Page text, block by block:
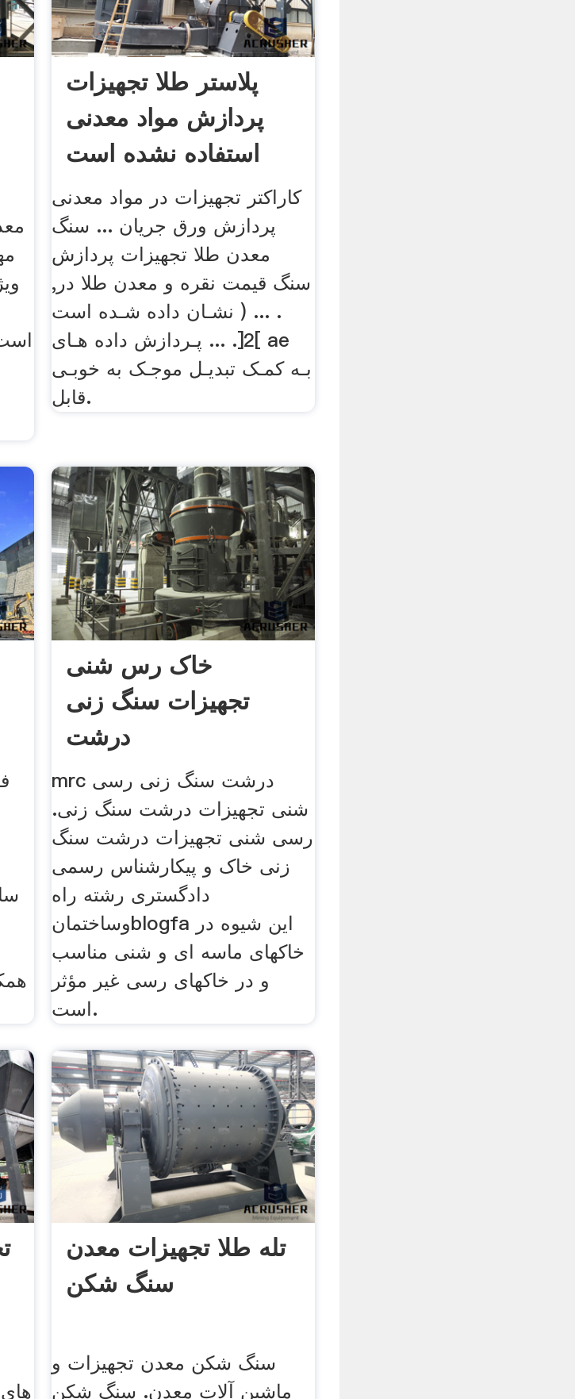
پلاستر طلا تجهیزات
پردازش مواد معدنی
استفاده نشده است
کاراکتر تجهیزات در مواد معدنی
پردازش ورق جریان ... سنگ
معدن طلا تجهیزات پردازش
سنگ قیمت نقره و معدن طلا در,
. ... ( نشـان داده شـده است
]2[. ... پـردازش داده هـای ae
بـه کمـک تبدیـل موجـک به خوبـی
قابل.
خاک رس شنی
تجهیزات سنگ زنی
درشت
mrc درشت سنگ زنی رسی
شنی تجهیزات درشت سنگ زنی.
رسی شنی تجهیزات درشت سنگ
زنی خاک و پیکارشناس رسمی
دادگستری رشته راه
وساختمانblogfa این شیوه در
خاکهای ماسه ای و شنی مناسب
و در خاکهای رسی غیر مؤثر
است.
تله طلا تجهیزات معدن
سنگ شکن
سنگ شکن معدن تجهیزات و
ماشین آلات معدن. سنگ شکن